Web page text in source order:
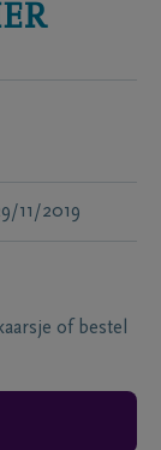
11/2019
of bestel